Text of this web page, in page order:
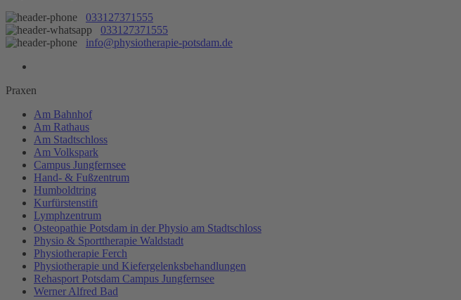
033127371555
033127371555
info@physiotherapie-potsdam.de
Praxen
Am Bahnhof
Am Rathaus
Am Stadtschloss
Am Volkspark
Campus Jungfernsee
Hand- & Fußzentrum
Humboldtring
Kurfürstenstift
Lymphzentrum
Osteopathie Potsdam in der Physio am Stadtschloss
Physio & Sporttherapie Waldstadt
Physiotherapie Ferch
Physiotherapie und Kiefergelenksbehandlungen
Rehasport Potsdam Campus Jungfernsee
Werner Alfred Bad